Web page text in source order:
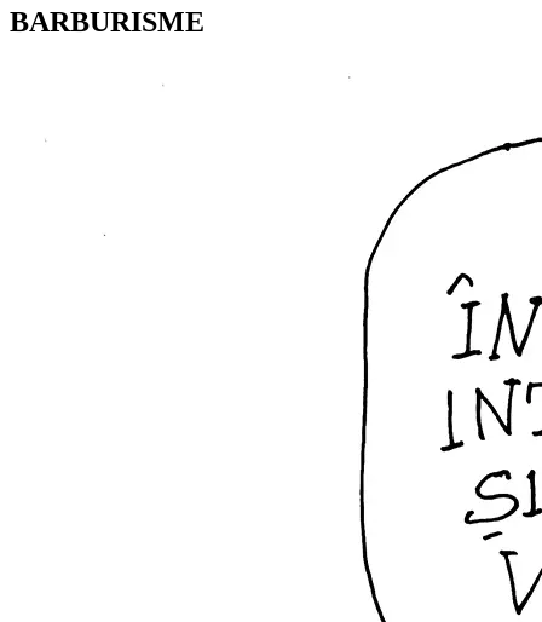
BARBURISME